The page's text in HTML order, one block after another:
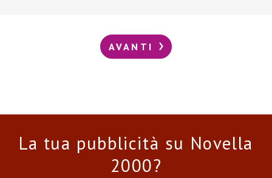
AVANTI
La tua pubblicità su Novella
2000?